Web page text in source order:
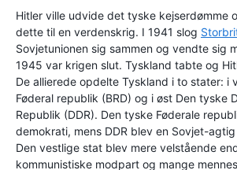
Hitler ville udvide det tyske kejserdømme
dette til en verdenskrig. I 1941 slog
Sovjetunionen sig sammen og vendte sig
1945 var krigen slut. Tyskland tabte og
De allierede opdelte Tyskland i to stater: i
Føderal republik (BRD) og i øst Den tyske
Republik (DDR). Den tyske Føderale
demokrati, mens DDR blev en Sovjet-
Den vestlige stat blev mere velstående
kommunistiske modpart og mange